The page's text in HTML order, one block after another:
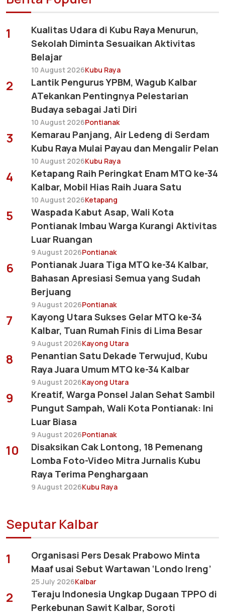
1
Kualitas Udara di Kubu Raya Menurun,
Sekolah Diminta Sesuaikan Aktivitas
Belajar
10 August 2026Kubu Raya
2
Lantik Pengurus YPBM, Wagub Kalbar
ATekankan Pentingnya Pelestarian
Budaya sebagai Jati Diri
10 August 2026Pontianak
3
Kemarau Panjang, Air Ledeng di Serdam
Kubu Raya Mulai Payau dan Mengalir Pelan
10 August 2026Kubu Raya
4
Ketapang Raih Peringkat Enam MTQ ke-34
Kalbar, Mobil Hias Raih Juara Satu
10 August 2026Ketapang
5
Waspada Kabut Asap, Wali Kota
Pontianak Imbau Warga Kurangi Aktivitas
Luar Ruangan
9 August 2026Pontianak
6
Pontianak Juara Tiga MTQ ke-34 Kalbar,
Bahasan Apresiasi Semua yang Sudah
Berjuang
9 August 2026Pontianak
7
Kayong Utara Sukses Gelar MTQ ke-34
Kalbar, Tuan Rumah Finis di Lima Besar
9 August 2026Kayong Utara
8
Penantian Satu Dekade Terwujud, Kubu
Raya Juara Umum MTQ ke-34 Kalbar
9 August 2026Kayong Utara
9
Kreatif, Warga Ponsel Jalan Sehat Sambil
Pungut Sampah, Wali Kota Pontianak: Ini
Luar Biasa
9 August 2026Pontianak
10
Disaksikan Cak Lontong, 18 Pemenang
Lomba Foto-Video Mitra Jurnalis Kubu
Raya Terima Penghargaan
9 August 2026Kubu Raya
Seputar Kalbar
1
Organisasi Pers Desak Prabowo Minta
Maaf usai Sebut Wartawan ‘Londo Ireng’
25 July 2026Kalbar
2
Teraju Indonesia Ungkap Dugaan TPPO di
Perkebunan Sawit Kalbar, Soroti